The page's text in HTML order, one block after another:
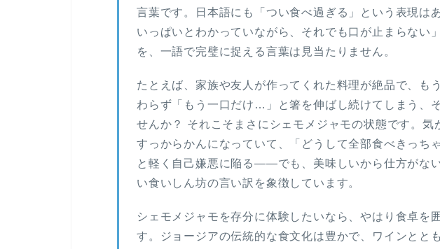
言葉です。日本語にも「つい食べ過ぎる」という表現は
いっぱいとわかっていながら、それでも口が止まらない
を、一語で完璧に捉える言葉は見当たりません。
たとえば、家族や友人が作ってくれた料理が絶品で、も
わらず「もう一口だけ…」と箸を伸ばし続けてしまう、
せんか？ それこそまさにシェモメジャモの状態です。気
すっからかんになっていて、「どうして全部食べきっち
と軽く自己嫌悪に陥る――でも、美味しいから仕方がな
い食いしん坊の言い訳を象徴しています。
シェモメジャモを存分に体験したいなら、やはり食卓を
す。ジョージアの伝統的な食文化は豊かで、ワインとと